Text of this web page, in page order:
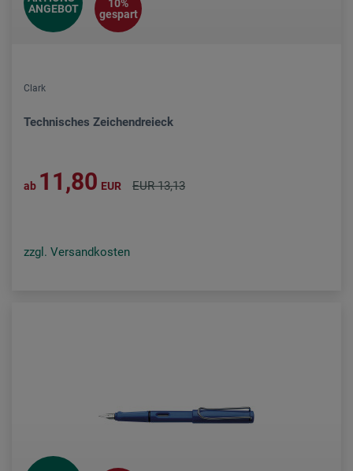
ANGEBOT
10%
gespart
Clark
Technisches Zeichendreieck
ab 11,80 EUR EUR 13,13
zzgl. Versandkosten